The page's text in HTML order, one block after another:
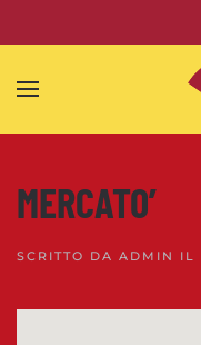
Skip to main content
MERCATO’
SCRITTO DA ADMIN IL